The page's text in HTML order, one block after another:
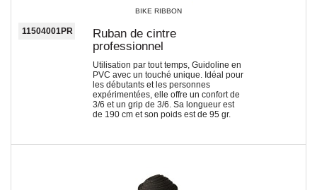
BIKE RIBBON
11504001PR
Ruban de cintre
professionnel
Utilisation par tout temps, Guidoline en
PVC avec un touché unique. Idéal pour
les débutants et les personnes
expérimentées, elle offre un confort de
3/6 et un grip de 3/6. Sa longueur est
de 190 cm et son poids est de 95 gr.